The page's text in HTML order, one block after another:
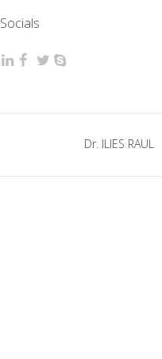
Socials
Dr. ILIES RAUL